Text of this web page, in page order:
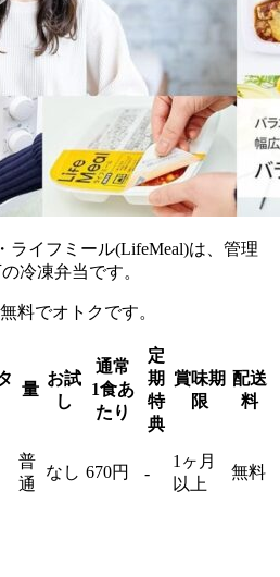
ライフミール(LifeMeal)は、管理
冷凍弁当です。
料でオトクです。
量
お試
し
通常
1食あ
たり
定
期
特
典
賞味期
限
配送
料
普
通
なし 670円 -
1ヶ月
以上
無料